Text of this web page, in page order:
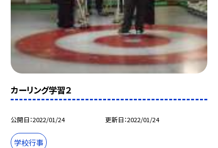
カーリング学習２
公開日 2022/01/24 更新日 2022/01/24
学校行事